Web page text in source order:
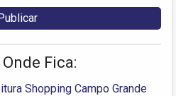
Fica:
Shopping Campo Grande